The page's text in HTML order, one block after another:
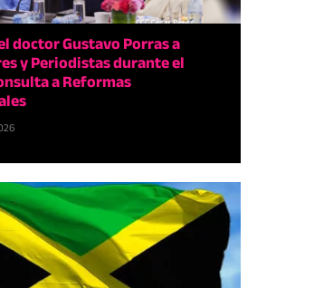
doctor Gustavo Porras a
y Periodistas durante el
a Reformas